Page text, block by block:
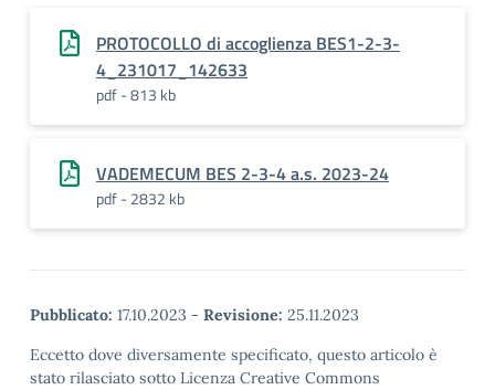
PROTOCOLLO di accoglienza BES1-2-3-
4_231017_142633
pdf - 813 kb
VADEMECUM BES 2-3-4 a.s. 2023-24
pdf - 2832 kb
Pubblicato: 17.10.2023 - Revisione: 25.11.2023
Eccetto dove diversamente specificato, questo articolo è
stato rilasciato sotto Licenza Creative Commons